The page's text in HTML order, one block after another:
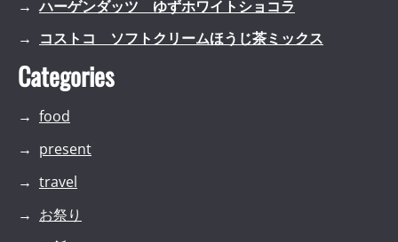
ハーゲンダッツ ゆずホワイトショコラ
コストコ ソフトクリームほうじ茶ミックス
Categories
food
present
travel
お祭り